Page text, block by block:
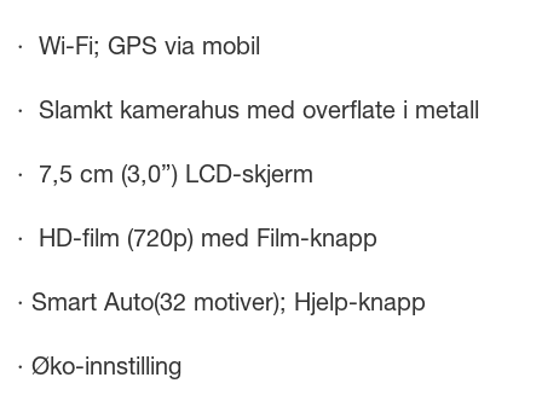
· Wi-Fi; GPS via mobil
· Slamkt kamerahus med overflate i metall
· 7,5 cm (3,0”) LCD-skjerm
· HD-film (720p) med Film-knapp
· Smart Auto(32 motiver); Hjelp-knapp
· Øko-innstilling